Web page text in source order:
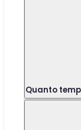
Quanto